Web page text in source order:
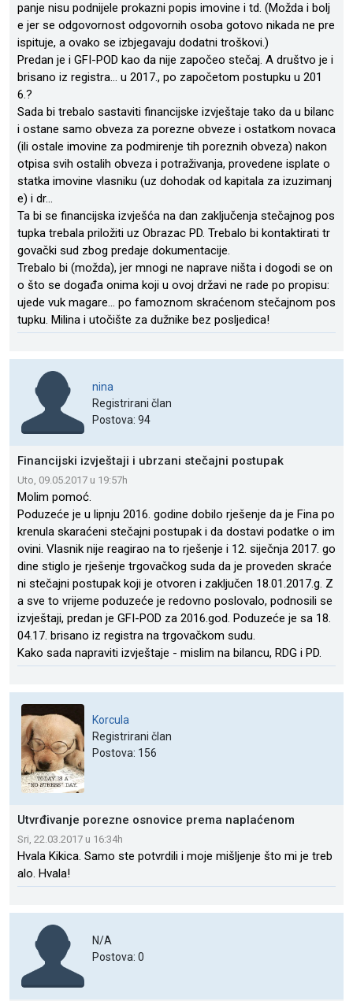
panje nisu podnijele prokazni popis imovine i td. (Možda i bolj
e jer se odgovornost odgovornih osoba gotovo nikada ne pre
ispituje, a ovako se izbjegavaju dodatni troškovi.)
Predan je i GFI-POD kao da nije započeo stečaj. A društvo je i
brisano iz registra… u 2017., po započetom postupku u 201
6.?
Sada bi trebalo sastaviti financijske izvještaje tako da u bilanc
i ostane samo obveza za porezne obveze i ostatkom novaca
(ili ostale imovine za podmirenje tih poreznih obveza) nakon
otpisa svih ostalih obveza i potraživanja, provedene isplate o
statka imovine vlasniku (uz dohodak od kapitala za izuzimanj
e) i dr...
Ta bi se financijska izvješća na dan zaključenja stečajnog pos
tupka trebala priložiti uz Obrazac PD. Trebalo bi kontaktirati tr
govački sud zbog predaje dokumentacije.
Trebalo bi (možda), jer mnogi ne naprave ništa i dogodi se on
o što se događa onima koji u ovoj državi ne rade po propisu:
ujede vuk magare… po famoznom skraćenom stečajnom pos
tupku. Milina i utočište za dužnike bez posljedica!
nina
Registrirani član
Postova: 94
Financijski izvještaji i ubrzani stečajni postupak
Uto, 09.05.2017 u 19:57h
Molim pomoć.
Poduzeće je u lipnju 2016. godine dobilo rješenje da je Fina po
krenula skaraćeni stečajni postupak i da dostavi podatke o im
ovini. Vlasnik nije reagirao na to rješenje i 12. siječnja 2017. go
dine stiglo je rješenje trgovačkog suda da je proveden skraće
ni stečajni postupak koji je otvoren i zaključen 18.01.2017.g. Z
a sve to vrijeme poduzeće je redovno poslovalo, podnosili se
izvještaji, predan je GFI-POD za 2016.god. Poduzeće je sa 18.
04.17. brisano iz registra na trgovačkom sudu.
Kako sada napraviti izvještaje - mislim na bilancu, RDG i PD.
Korcula
Registrirani član
Postova: 156
Utvrđivanje porezne osnovice prema naplaćenom
Sri, 22.03.2017 u 16:34h
Hvala Kikica. Samo ste potvrdili i moje mišljenje što mi je treb
alo. Hvala!
N/A
Postova: 0